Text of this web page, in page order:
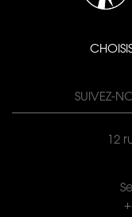
SUIVEZ-
12